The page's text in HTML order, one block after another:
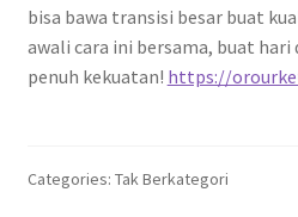
bisa bawa transisi besar buat
awali cara ini bersama, buat
penuh kekuatan! https://
Categories: Tak Berkategori